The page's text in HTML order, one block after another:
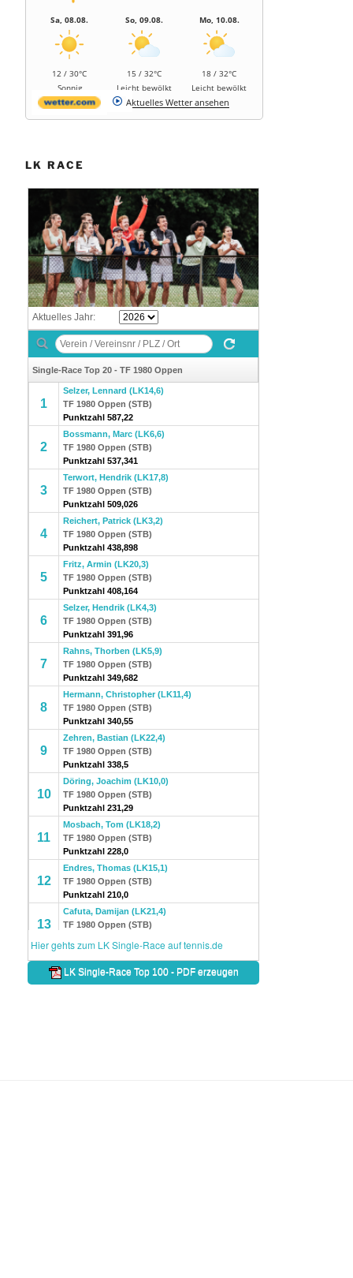
Sa, 08.08.
12 / 30°C
Sonnig
So, 09.08.
15 / 32°C
Leicht bewölkt
Mo, 10.08.
18 / 32°C
Leicht bewölkt
Aktuelles Wetter ansehen
LK RACE